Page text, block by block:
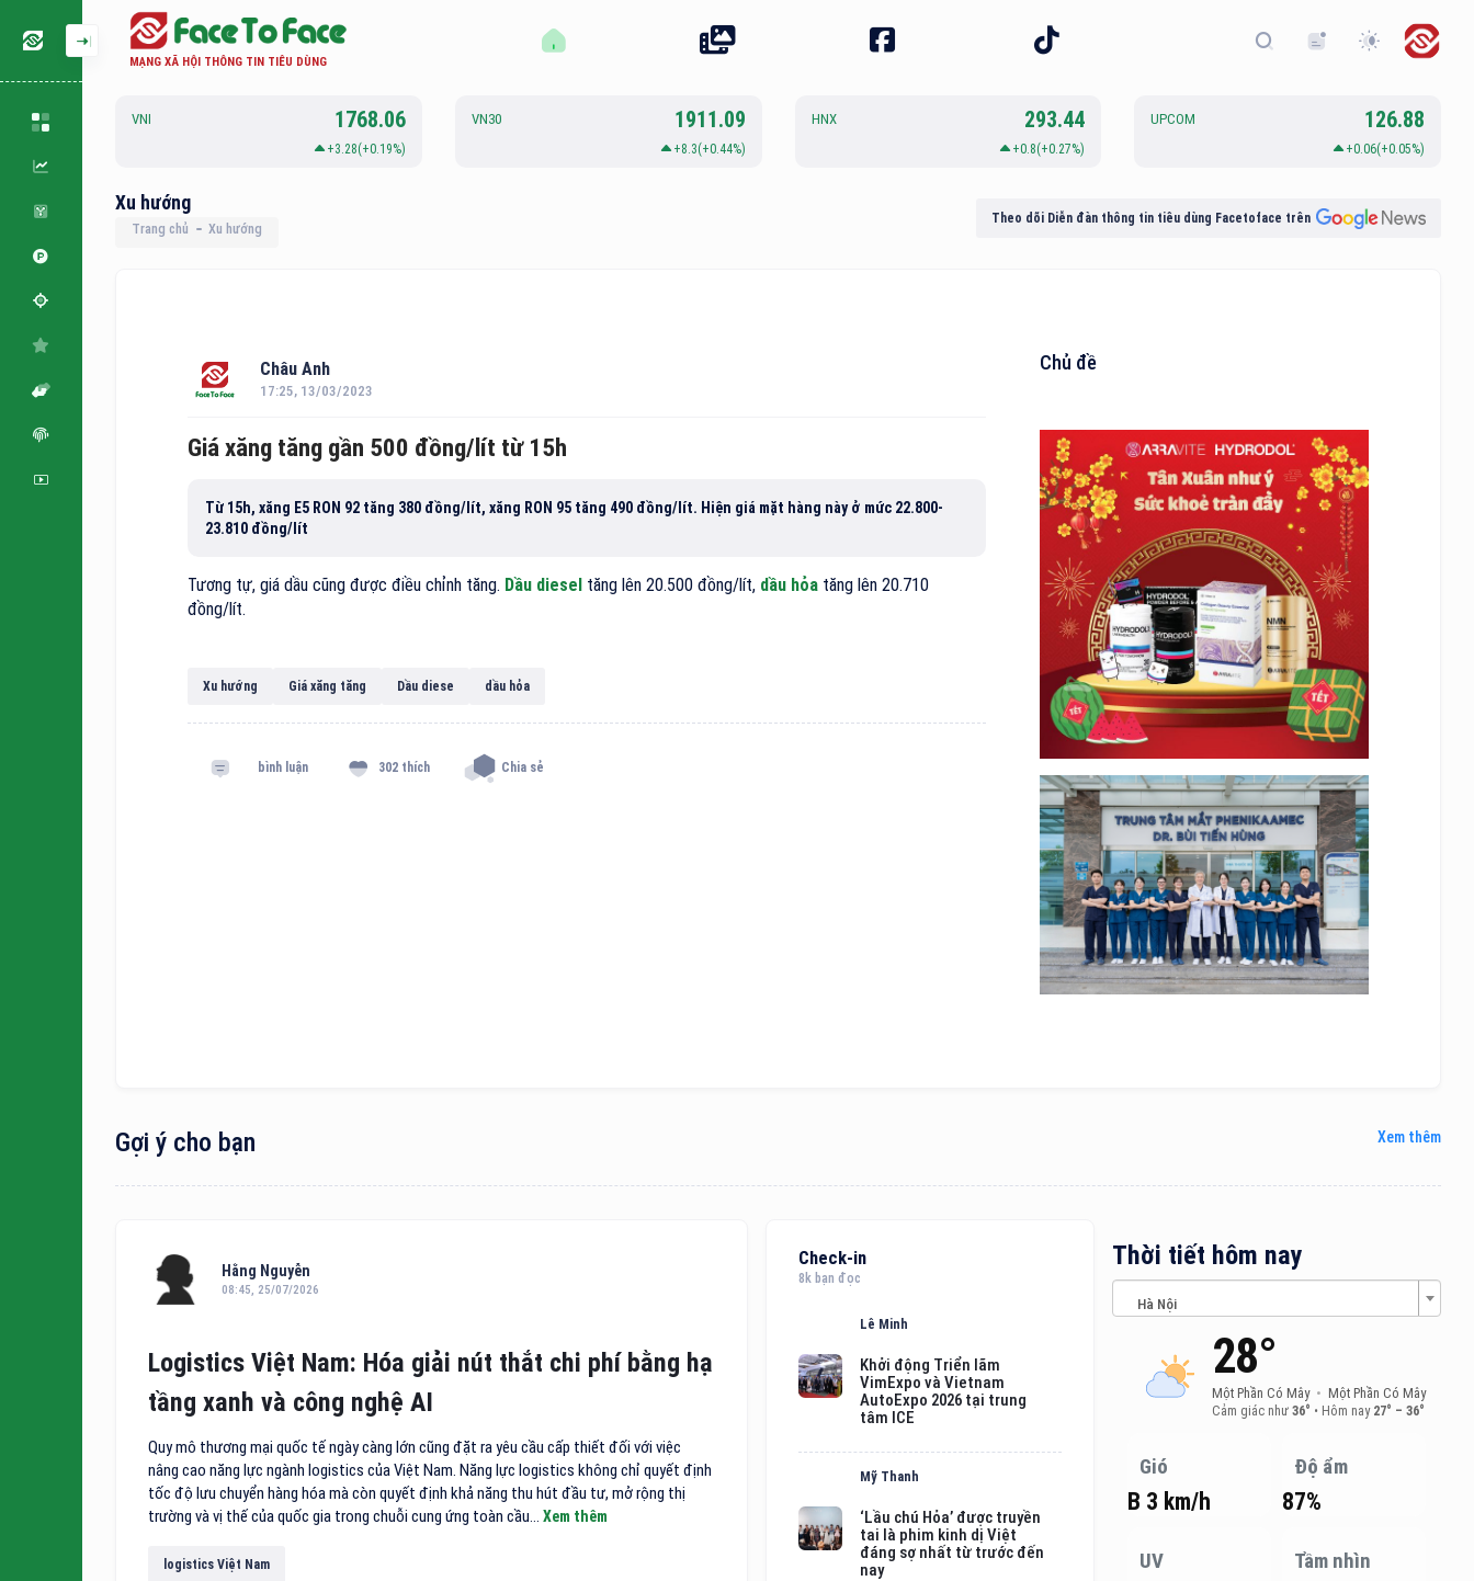
MẠNG XÃ HỘI THÔNG TIN TIÊU DÙNG
126.88 VNI 1768.06
+3.28(+0.19%)
VN30 1911.09
+8.3(+0.44%)
HNX 293.44
+0.8(+0.27%)
UPCOM 126.88
+0.06(+0.05%)
Xu hướng
Trang chủ Xu hướng
Theo dõi Diễn đàn thông tin tiêu dùng Facetoface trên
Châu Anh
17:25, 13/03/2023
Giá xăng tăng gần 500 đồng/lít từ 15h
Từ 15h, xăng E5 RON 92 tăng 380 đồng/lít, xăng RON 95 tăng 490 đồng/lít. Hiện giá mặt hàng này ở mức 22.800-
23.810 đồng/lít
Tương tự, giá dầu cũng được điều chỉnh tăng. Dầu diesel tăng lên 20.500 đồng/lít, dầu hỏa tăng lên 20.710
đồng/lít.
Xu hướng Giá xăng tăng Dầu diese dầu hỏa
bình luận 302 thích Chia sẻ
Chủ đề
Gợi ý cho bạn Xem thêm
Hằng Nguyễn
08:45, 25/07/2026
Logistics Việt Nam: Hóa giải nút thắt chi phí bằng hạ
tầng xanh và công nghệ AI
Quy mô thương mại quốc tế ngày càng lớn cũng đặt ra yêu cầu cấp thiết đối với việc
nâng cao năng lực ngành logistics của Việt Nam. Năng lực logistics không chỉ quyết định
tốc độ lưu chuyển hàng hóa mà còn quyết định khả năng thu hút đầu tư, mở rộng thị
trường và vị thế của quốc gia trong chuỗi cung ứng toàn cầu...Xem thêm
logistics Việt Nam
Check-in
8k bạn đọc
Lê Minh
Khởi động Triển lãm
VimExpo và Vietnam
AutoExpo 2026 tại trung
tâm ICE
Mỹ Thanh
‘Lầu chú Hỏa’ được truyền
tai là phim kinh dị Việt
đáng sợ nhất từ trước đến
nay
Thời tiết hôm nay
Hà Nội
28°
Một Phần Có Mây • Một Phần Có Mây
Cảm giác như 36° • Hôm nay 27° – 36°
Gió
B 3 km/h
Độ ẩm
87%
UV Tầm nhìn